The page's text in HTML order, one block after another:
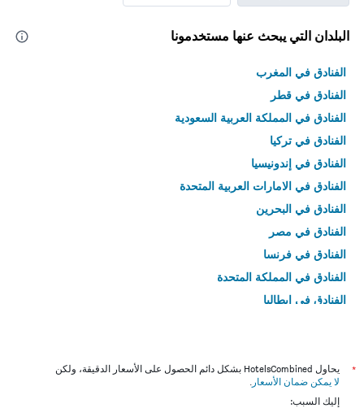
البلدان التي يبحث عنها مستخدمونا
الفنادق في المغرب
الفنادق في قطر
الفنادق في المملكة العربية السعودية
الفنادق في تركيا
الفنادق في إندونيسيا
الفنادق في الامارات العربية المتحدة
الفنادق في البحرين
الفنادق في مصر
الفنادق في فرنسا
الفنادق في المملكة المتحدة
الفنادق في إيطاليا
*
يحاول HotelsCombined بشكل دائم الحصول على الأسعار الدقيقة، ولكن
لا يمكن ضمان الأسعار .
إليك السبب: